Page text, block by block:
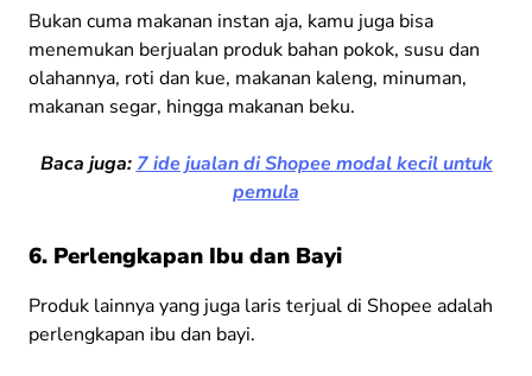
Bukan cuma makanan instan aja, kamu juga bisa
menemukan berjualan produk bahan pokok, susu dan
olahannya, roti dan kue, makanan kaleng, minuman,
makanan segar, hingga makanan beku.
Baca juga: 7 ide jualan di Shopee modal kecil untuk
pemula
6. Perlengkapan Ibu dan Bayi
Produk lainnya yang juga laris terjual di Shopee adalah
perlengkapan ibu dan bayi.